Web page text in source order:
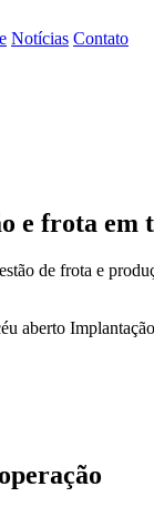
Notícias Contato
e frota em
de frota e
aberto